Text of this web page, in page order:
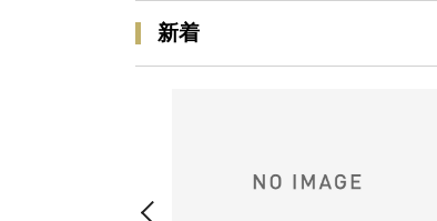
新着